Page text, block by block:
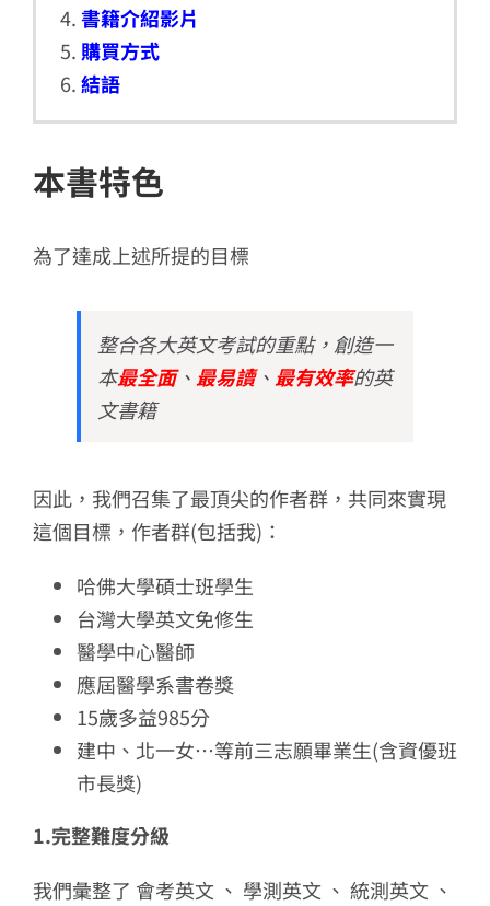
書籍介紹影片
購買方式
結語
本書特色
為了達成上述所提的目標
整合各大英文考試的重點，創造一
本最全面、 最易讀、 最有效率的英
文書籍
因此，我們召集了最頂尖的作者群，共同來實現
這個目標，作者群(包括我)：
哈佛大學碩士班學生
台灣大學英文免修生
醫學中心醫師
應屆醫學系書卷獎
15歲多益985分
建中、北一女…等前三志願畢業生(含資優班
市長獎)
1.完整難度分級
我們彙整了 會考英文 、 學測英文 、 統測英文 、